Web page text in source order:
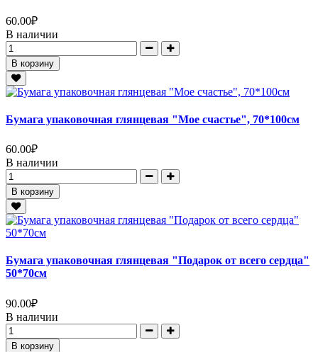
60.00₽
В наличии
В корзину
Бумага упаковочная глянцевая "Мое счастье", 70*100см
60.00₽
В наличии
В корзину
Бумага упаковочная глянцевая "Подарок от всего сердца"
50*70см
90.00₽
В наличии
В корзину